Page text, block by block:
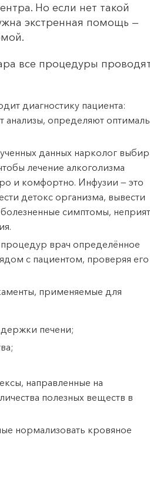
Но если нет такой
экстренная помощь —
все процедуры
диагностику пациента:
анализы, определяют
данных нарколог
лечение алкоголизма
и комфортно. Инфузии — это
детокс организма, вывести
симптомы,
врач определённое
с пациентом, проверяя его
применяемые для
печени;
направленные на
полезных веществ в
нормализовать кровяное